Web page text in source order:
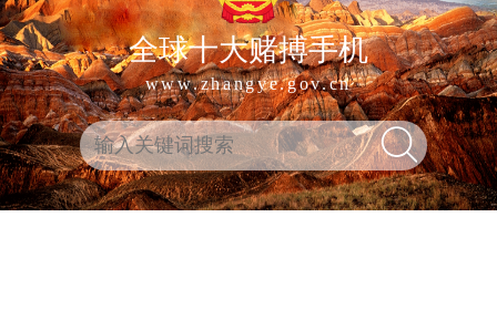
全球十大赌搏手机
www.zhangye.gov.cn